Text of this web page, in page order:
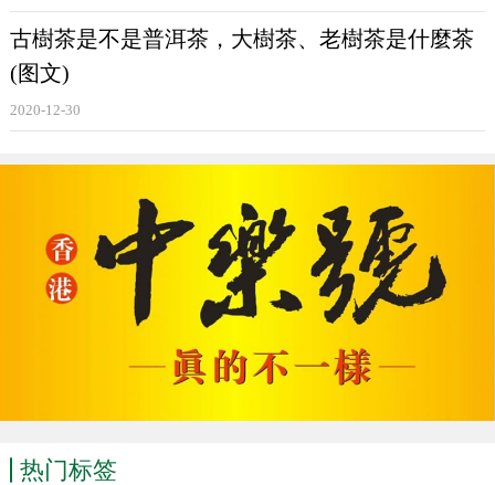
甜，對了，差點忘記今天是中秋節，在此祝茶友們：
中秋快樂，心想事成！
古樹茶是不是普洱茶，大樹茶、老樹茶是什麼茶
(图文)
2020-12-30
热门标签